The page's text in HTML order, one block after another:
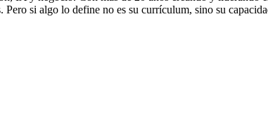
si algo lo define no es su currículum, sino su